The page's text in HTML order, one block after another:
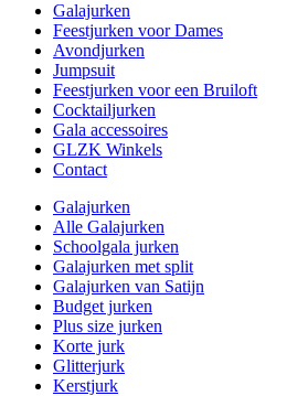
Galajurken
Feestjurken voor Dames
Avondjurken
Jumpsuit
Feestjurken voor een Bruiloft
Cocktailjurken
Gala accessoires
GLZK Winkels
Contact
Galajurken
Alle Galajurken
Schoolgala jurken
Galajurken met split
Galajurken van Satijn
Budget jurken
Plus size jurken
Korte jurk
Glitterjurk
Kerstjurk